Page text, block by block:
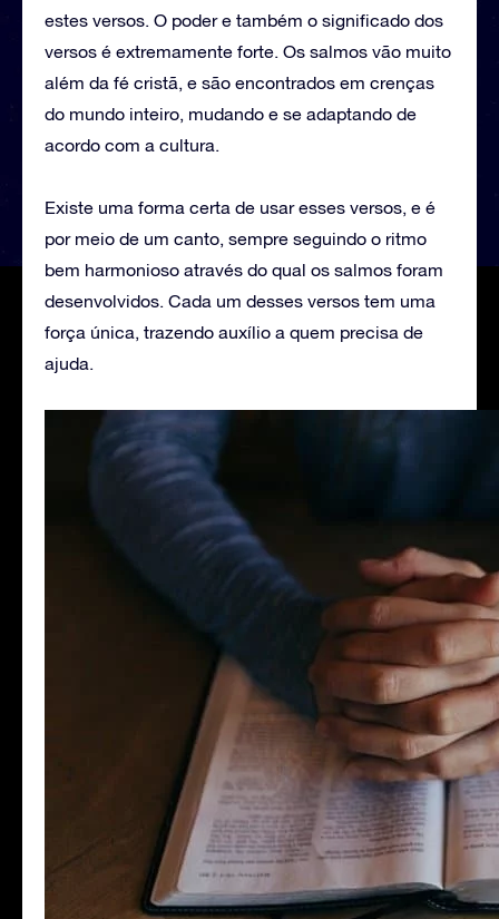
estes versos. O poder e também o significado dos
versos é extremamente forte. Os salmos vão muito
além da fé cristã, e são encontrados em crenças
do mundo inteiro, mudando e se adaptando de
acordo com a cultura.
Existe uma forma certa de usar esses versos, e é
por meio de um canto, sempre seguindo o ritmo
bem harmonioso através do qual os salmos foram
desenvolvidos. Cada um desses versos tem uma
força única, trazendo auxílio a quem precisa de
ajuda.